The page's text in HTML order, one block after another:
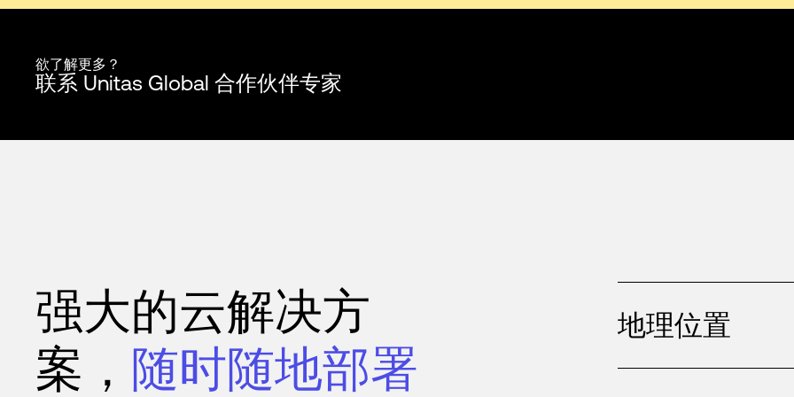
欲了解更多？
联系 Unitas Global 合作伙伴专家
强大的云解决方
案， 随时随地部署
地理位置